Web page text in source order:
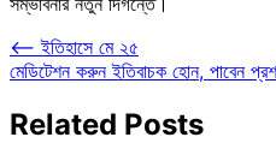
Post
navigation
⟵ ইতিহাসে মে ২৫
মেডিটেশন করুন ইতিবাচক হোন, পাবেন
Related Posts